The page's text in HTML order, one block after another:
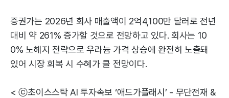
증권가는 2026년 회사 매출액이 2억4,100만 달러로 전년
대비 약 261% 증가할 것으로 전망하고 있다. 회사는 10
0% 노헤지 전략으로 우라늄 가격 상승에 완전히 노출돼
있어 시장 회복 시 수혜가 클 전망이다.
< ⓒ초이스스탁 AI 투자속보 ‘애드가플래시’ - 무단전재 &